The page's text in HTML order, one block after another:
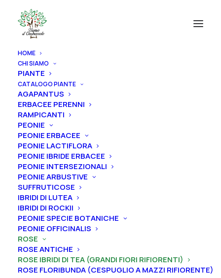
HOME
CHI SIAMO
PIANTE
CATALOGO PIANTE
AGAPANTUS
ERBACEE PERENNI
RAMPICANTI
PEONIE
PEONIE ERBACEE
PEONIE LACTIFLORA
PEONIE IBRIDE ERBACEE
PEONIE INTERSEZIONALI
PEONIE ARBUSTIVE
SUFFRUTICOSE
IBRIDI DI LUTEA
IBRIDI DI ROCKII
PEONIE SPECIE BOTANICHE
PEONIE OFFICINALIS
ROSE
ROSE ANTICHE
ROSE IBRIDI DI TEA (GRANDI FIORI RIFIORENTI)
ROSE FLORIBUNDA (CESPUGLIO A MAZZI RIFIORENTE)
Home Rose
Rose ibridi di Tea (grandi fiori rifiorenti)